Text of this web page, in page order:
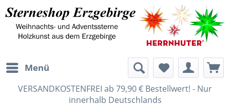
Menü
VERSANDKOSTENFREI ab 79,90 € Bestellwert! - Nur
innerhalb Deutschlands